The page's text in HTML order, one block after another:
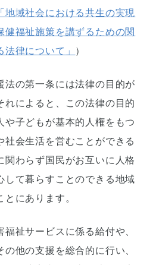
「地域社会における共生の実現
健福祉施策を講ずるための関
律について」 ）
法の第一条には法律の目的が
れによると、この法律の目的
や子どもが基本的人権をもつ
社会生活を営むことができる
関わらず国民がお互いに人格
して暮らすことのできる地域
にあります。
祉サービスに係る給付や、
他の支援を総合的に行い、